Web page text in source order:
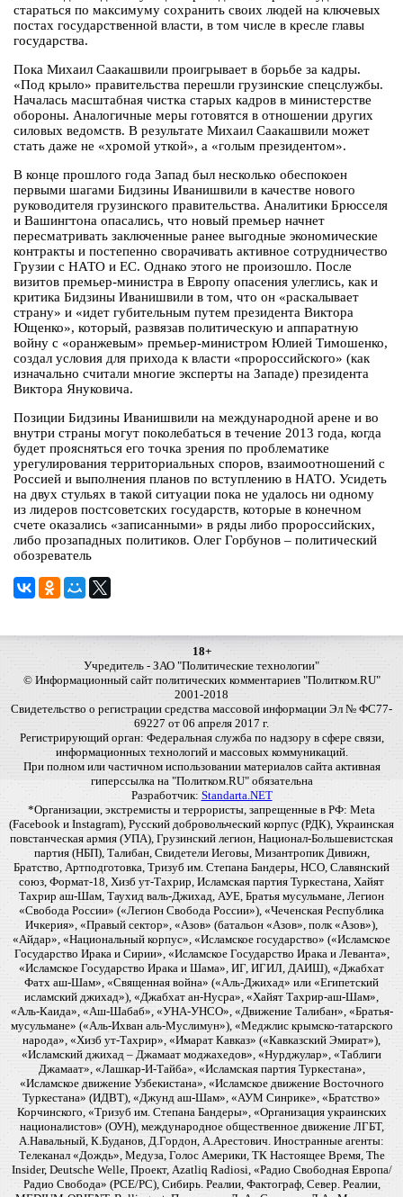
стараться по максимуму сохранить своих людей на ключевых
постах государственной власти, в том числе в кресле главы
государства.
Пока Михаил Саакашвили проигрывает в борьбе за кадры.
«Под крыло» правительства перешли грузинские спецслужбы.
Началась масштабная чистка старых кадров в министерстве
обороны. Аналогичные меры готовятся в отношении других
силовых ведомств. В результате Михаил Саакашвили может
стать даже не «хромой уткой», а «голым президентом».
В конце прошлого года Запад был несколько обеспокоен
первыми шагами Бидзины Иванишвили в качестве нового
руководителя грузинского правительства. Аналитики Брюсселя
и Вашингтона опасались, что новый премьер начнет
пересматривать заключенные ранее выгодные экономические
контракты и постепенно сворачивать активное сотрудничество
Грузии с НАТО и ЕС. Однако этого не произошло. После
визитов премьер-министра в Европу опасения улеглись, как и
критика Бидзины Иванишвили в том, что он «раскалывает
страну» и «идет губительным путем президента Виктора
Ющенко», который, развязав политическую и аппаратную
войну с «оранжевым» премьер-министром Юлией Тимошенко,
создал условия для прихода к власти «пророссийского» (как
изначально считали многие эксперты на Западе) президента
Виктора Януковича.
Позиции Бидзины Иванишвили на международной арене и во
внутри страны могут поколебаться в течение 2013 года, когда
будет проясняться его точка зрения по проблематике
урегулирования территориальных споров, взаимоотношений с
Россией и выполнения планов по вступлению в НАТО. Усидеть
на двух стульях в такой ситуации пока не удалось ни одному
из лидеров постсоветских государств, которые в конечном
счете оказались «записанными» в ряды либо пророссийских,
либо прозападных политиков. Олег Горбунов – политический
обозреватель
18+
Учредитель - ЗАО "Политические технологии"
© Информационный сайт политических комментариев "Политком.RU"
2001-2018
Свидетельство о регистрации средства массовой информации Эл № ФС77-
69227 от 06 апреля 2017 г.
Регистрирующий орган: Федеральная служба по надзору в сфере связи,
информационных технологий и массовых коммуникаций.
При полном или частичном использовании материалов сайта активная
гиперссылка на "Политком.RU" обязательна
Разработчик: Standarta.NET
*Организации, экстремисты и террористы, запрещенные в РФ: Meta
(Facebook и Instagram), Русский добровольческий корпус (РДК), Украинская
повстанческая армия (УПА), Грузинский легион, Национал-Большевистская
партия (НБП), Талибан, Свидетели Иеговы, Мизантропик Дивижн,
Братство, Артподготовка, Тризуб им. Степана Бандеры, НСО, Славянский
союз, Формат-18, Хизб ут-Тахрир, Исламская партия Туркестана, Хайят
Тахрир аш-Шам, Таухид валь-Джихад, АУЕ, Братья мусульмане, Легион
«Свобода России» («Легион Свобода России»), «Чеченская Республика
Ичкерия», «Правый сектор», «Азов» (батальон «Азов», полк «Азов»),
«Айдар», «Национальный корпус», «Исламское государство» («Исламское
Государство Ирака и Сирии», «Исламское Государство Ирака и Леванта»,
«Исламское Государство Ирака и Шама», ИГ, ИГИЛ, ДАИШ), «Джабхат
Фатх аш-Шам», «Священная война» («Аль-Джихад» или «Египетский
исламский джихад»), «Джабхат ан-Нусра», «Хайят Тахрир-аш-Шам»,
«Аль-Каида», «Аш-Шабаб», «УНА-УНСО», «Движение Талибан», «Братья-
мусульмане» («Аль-Ихван аль-Муслимун»), «Меджлис крымско-татарского
народа», «Хизб ут-Тахрир», «Имарат Кавказ» («Кавказский Эмират»),
«Исламский джихад – Джамаат моджахедов», «Нурджулар», «Таблиги
Джамаат», «Лашкар-И-Тайба», «Исламская партия Туркестана»,
«Исламское движение Узбекистана», «Исламское движение Восточного
Туркестана» (ИДВТ), «Джунд аш-Шам», «АУМ Синрике», «Братство»
Корчинского, «Тризуб им. Степана Бандеры», «Организация украинских
националистов» (ОУН), международное общественное движение ЛГБТ,
А.Навальный, К.Буданов, Д.Гордон, А.Арестович. Иностранные агенты:
Телеканал «Дождь», Медуза, Голос Америки, ТК Настоящее Время, The
Insider, Deutsche Welle, Проект, Azatliq Radiosi, «Радио Свободная Европа/
Радио Свобода» (PCE/PC), Сибирь. Реалии, Фактограф, Север. Реалии,